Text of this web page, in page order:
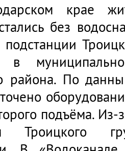
крае
без
в
района. По
подъёма. Из-
Троицкого